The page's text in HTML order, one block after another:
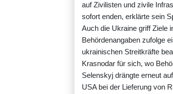
auf Zivilisten und zivile
sofort enden, erklärte sein
Auch die Ukraine griff Ziele
Behördenangaben zufolge
ukrainischen Streitkräfte
Krasnodar für sich, wo
Selenskyj drängte erneut
USA bei der Lieferung von